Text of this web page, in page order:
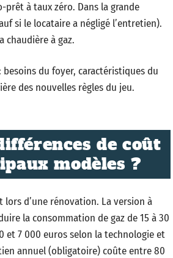
prêt à taux zéro. Dans la grande
si le locataire a négligé l’entretien).
chaudière à gaz.
du foyer, caractéristiques du
des nouvelles règles du jeu.
de coût
modèles ?
d’une rénovation. La version à
la consommation de gaz de 15 à 30
et 7 000 euros selon la technologie et
annuel (obligatoire) coûte entre 80